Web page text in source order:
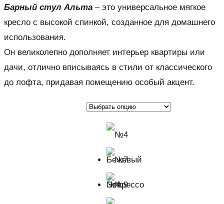
Барный стул Альта – это универсальное мягкое
кресло с высокой спинкой, созданное для домашнего
использования.
Он великолепно дополняет интерьер квартиры или
дачи, отлично вписываясь в стили от классического
до лофта, придавая помещению особый акцент.
№4